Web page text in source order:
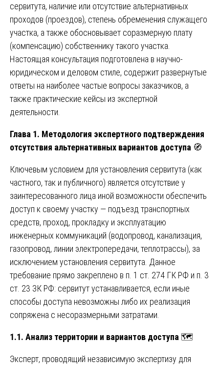
сервитута, наличие или отсутствие альтернативных
проходов (проездов), степень обременения служащего
участка, а также обосновывает соразмерную плату
(компенсацию) собственнику такого участка.
Настоящая консультация подготовлена в научно-
юридическом и деловом стиле, содержит развернутые
ответы на наиболее частые вопросы заказчиков, а
также практические кейсы из экспертной
деятельности.
Глава 1. Методология экспертного подтверждения
отсутствия альтернативных вариантов доступа 🧭
Ключевым условием для установления сервитута (как
частного, так и публичного) является отсутствие у
заинтересованного лица иной возможности обеспечить
доступ к своему участку — подъезд транспортных
средств, проход, прокладку и эксплуатацию
инженерных коммуникаций (водопровод, канализация,
газопровод, линии электропередачи, теплотрассы), за
исключением установления сервитута. Данное
требование прямо закреплено в п. 1 ст. 274 ГК РФ и п. 3
ст. 23 ЗК РФ: сервитут устанавливается, если иные
способы доступа невозможны либо их реализация
сопряжена с несоразмерными затратами.
1.1. Анализ территории и вариантов доступа 🗺️
Эксперт, проводящий независимую экспертизу для